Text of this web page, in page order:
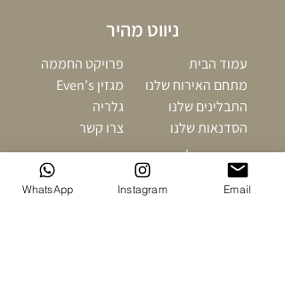
ניווט מהיר
פרויקט החממה
מגזין Even's
גלריה
צרו קשר
עמוד הבית
מתחם האירוח שלנו
התבלינים שלנו
הסדנאות שלנו
תקנון אתר|הצהרת נגישות
עיצוב האתר מחדש - Hadasites
WhatsApp Instagram Email